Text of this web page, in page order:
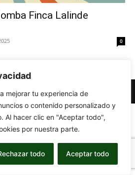
mejorar tu experiencia de
o contenido personalizado y
Al hacer clic en "Aceptar todo",
por nuestra parte.
todo Aceptar todo
Finca Lalinde
0
WordPress Theme by TagDiv